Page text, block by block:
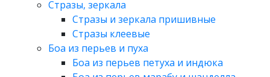
Стразы, зеркала
Стразы и зеркала пришивные
Стразы клеевые
Боа из перьев и пуха
Боа из перьев петуха и индюка